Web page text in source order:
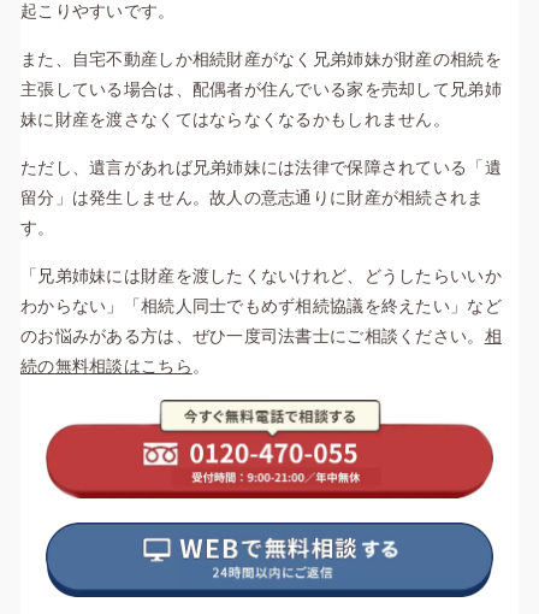
起こりやすいです。
また、自宅不動産しか相続財産がなく兄弟姉妹が財産の相続を
主張している場合は、配偶者が住んでいる家を売却して兄弟姉
妹に財産を渡さなくてはならなくなるかもしれません。
ただし、遺言があれば兄弟姉妹には法律で保障されている「遺
留分」は発生しません。故人の意志通りに財産が相続されま
す。
「兄弟姉妹には財産を渡したくないけれど、どうしたらいいか
わからない」「相続人同士でもめず相続協議を終えたい」など
のお悩みがある方は、ぜひ一度司法書士にご相談ください。 相
続の無料相談はこちら。